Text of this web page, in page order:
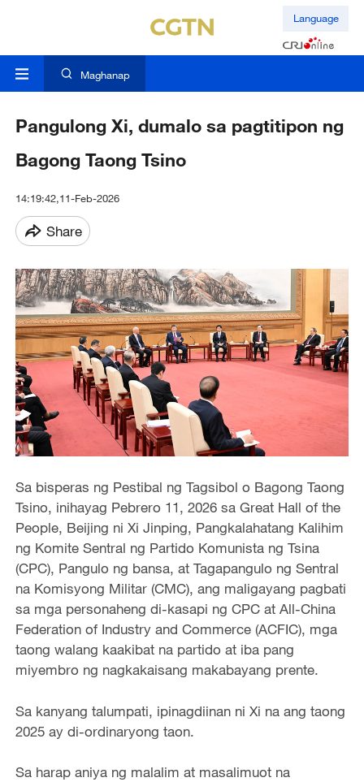
Language
Maghanap
Pangulong Xi, dumalo sa pagtitipon ng
Bagong Taong Tsino
14:19:42,11-Feb-2026
Share
Sa bisperas ng Pestibal ng Tagsibol o Bagong Taong
Tsino, inihayag Pebrero 11, 2026 sa Great Hall of the
People, Beijing ni Xi Jinping, Pangkalahatang Kalihim
ng Komite Sentral ng Partido Komunista ng Tsina
(CPC), Pangulo ng bansa, at Tagapangulo ng Sentral
na Komisyong Militar (CMC), ang maligayang pagbati
sa mga personaheng di-kasapi ng CPC at All-China
Federation of Industry and Commerce (ACFIC), mga
taong walang kaakibat na partido at iba pang
miyembro ng nagkakaisang makabayang prente.
Sa kanyang talumpati, ipinagdiinan ni Xi na ang taong
2025 ay di-ordinaryong taon.
Sa harap aniya ng malalim at masalimuot na